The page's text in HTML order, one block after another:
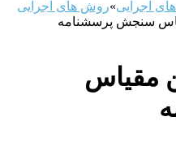
اجرایی»روش های اجرایی
سنجش پرسشنامه
مقیاس